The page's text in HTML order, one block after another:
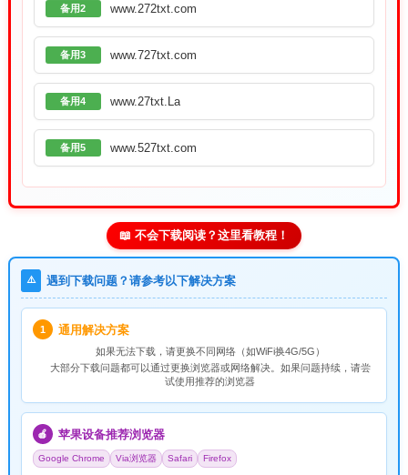
备用2 www.272txt.com
备用3 www.727txt.com
备用4 www.27txt.La
备用5 www.527txt.com
📖 不会下载阅读？这里看教程！
⚠️ 遇到下载问题？请参考以下解决方案
1 通用解决方案
如果无法下载，请更换不同网络（如WiFi换4G/5G）
大部分下载问题都可以通过更换浏览器或网络解决。如果问题持续，请尝
试使用推荐的浏览器
🍎 苹果设备推荐浏览器
Google Chrome Via浏览器 Safari Firefox